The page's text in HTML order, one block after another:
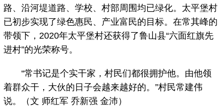
路、沿河堤道路、学校、村部周围均已绿化。太平堡村
已初步实现了绿色惠民、产业富民的目标。在常其峰的
带领下，2020年太平堡村还获得了鲁山县“六面红旗先
进村”的光荣称号。
“常书记是个实干家，村民们都很拥护他。由他领
着群众干，大伙的日子会越来越好的。”村民常建伟
说。（文 师红军 乔新强 金沛）